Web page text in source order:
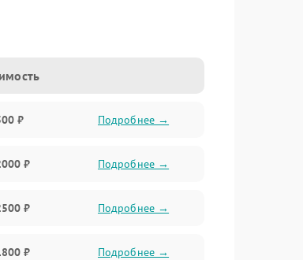
₽ Подробнее →
₽ Подробнее →
₽ Подробнее →
₽ Подробнее →